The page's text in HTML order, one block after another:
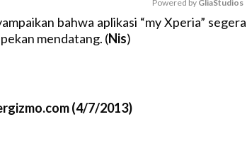
Powered by GliaStudios
bahwa aplikasi “my Xperia” segera
mendatang. (Nis)
(4/7/2013)